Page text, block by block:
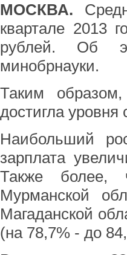
МОСКВА.
квартале 2013
рублей. Об
минобрнауки.
Таким
достигла
Наибольший
зарплата
Также более,
Мурманской
Магаданской
(на 78,7% - до